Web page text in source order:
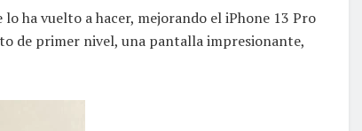
ha vuelto a hacer, mejorando el iPhone 13 Pro
de primer nivel, una pantalla impresionante,